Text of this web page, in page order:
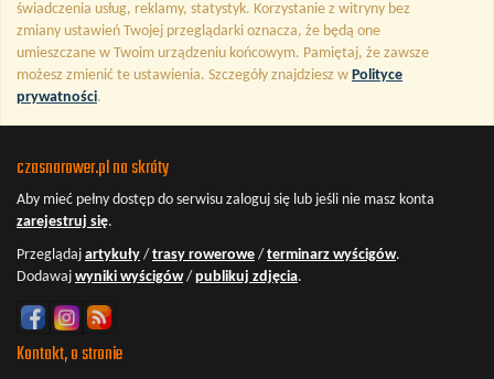
świadczenia usług, reklamy, statystyk. Korzystanie z witryny bez
zmiany ustawień Twojej przeglądarki oznacza, że będą one
umieszczane w Twoim urządzeniu końcowym. Pamiętaj, że zawsze
możesz zmienić te ustawienia. Szczegóły znajdziesz w Polityce
prywatności.
czasnarower.pl na skróty
Aby mieć pełny dostęp do serwisu zaloguj się lub jeśli nie masz konta
zarejestruj się.
Przeglądaj artykuły / trasy rowerowe / terminarz wyścigów.
Dodawaj wyniki wyścigów/ publikuj zdjęcia.
Kontakt, o stronie